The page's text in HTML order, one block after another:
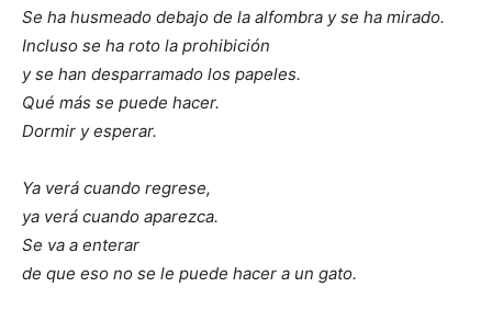
Se ha husmeado debajo de la alfombra y se ha mirado.
Incluso se ha roto la prohibición
y se han desparramado los papeles.
Qué más se puede hacer.
Dormir y esperar.
Ya verá cuando regrese,
ya verá cuando aparezca.
Se va a enterar
de que eso no se le puede hacer a un gato.